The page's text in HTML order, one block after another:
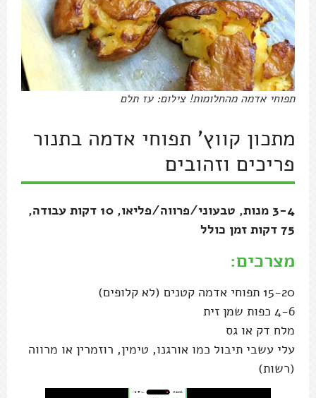
תפוחי אדמה מהחלומות! צילום: עז תלם
מתכון קווץ' תפוחי אדמה בתנור
פריכים וזהובים
3-4 מנות, טבעוני/פרווה/פליאו, 10 דקות עבודה,
75 דקות זמן כולל
מצרכים:
15-20 תפוחי אדמה קטנים (לא קלופים)
4-6 כפות שמן זית
מלח דק או גס
עלי עשבי תיבול כמו אורגנו, טימין, רוזמרין או מרווה
(רשות)